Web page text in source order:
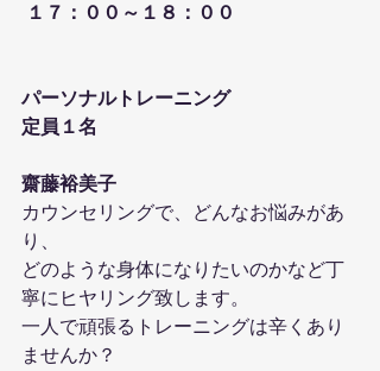
１７：００～１８：００
パーソナルトレーニング
定員１名
齋藤裕美子
カウンセリングで、どんなお悩みがあ
り、
どのような身体になりたいのかなど丁
寧にヒヤリング致します。
一人で頑張るトレーニングは辛くあり
ませんか？